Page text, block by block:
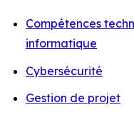
Compétences
informatique
Cybersécurité
Gestion de projet